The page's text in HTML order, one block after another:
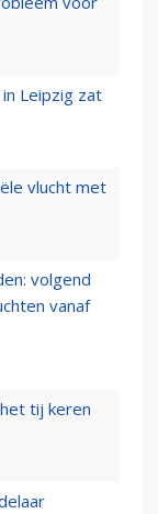
Leipzig zat
vlucht met
volgend
vanaf
tij keren